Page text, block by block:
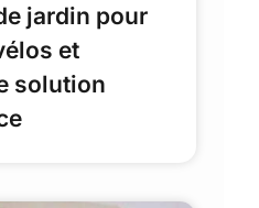
jardin pour
et
solution